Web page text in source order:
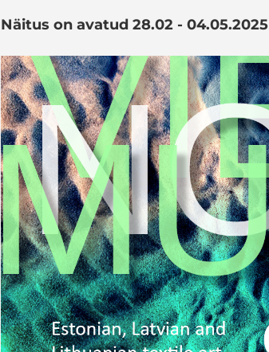
Näitus on avatud 28.02 - 04.05.2025